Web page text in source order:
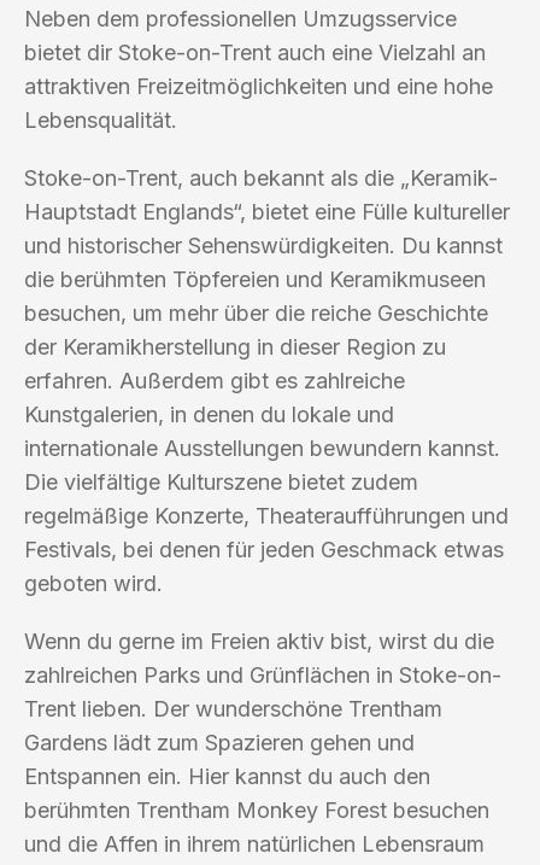
Neben dem professionellen Umzugsservice
bietet dir Stoke-on-Trent auch eine Vielzahl an
attraktiven Freizeitmöglichkeiten und eine hohe
Lebensqualität.
Stoke-on-Trent, auch bekannt als die „Keramik-
Hauptstadt Englands“, bietet eine Fülle kultureller
und historischer Sehenswürdigkeiten. Du kannst
die berühmten Töpfereien und Keramikmuseen
besuchen, um mehr über die reiche Geschichte
der Keramikherstellung in dieser Region zu
erfahren. Außerdem gibt es zahlreiche
Kunstgalerien, in denen du lokale und
internationale Ausstellungen bewundern kannst.
Die vielfältige Kulturszene bietet zudem
regelmäßige Konzerte, Theateraufführungen und
Festivals, bei denen für jeden Geschmack etwas
geboten wird.
Wenn du gerne im Freien aktiv bist, wirst du die
zahlreichen Parks und Grünflächen in Stoke-on-
Trent lieben. Der wunderschöne Trentham
Gardens lädt zum Spazieren gehen und
Entspannen ein. Hier kannst du auch den
berühmten Trentham Monkey Forest besuchen
und die Affen in ihrem natürlichen Lebensraum